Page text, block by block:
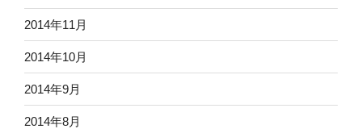
2014年11月
2014年10月
2014年9月
2014年8月